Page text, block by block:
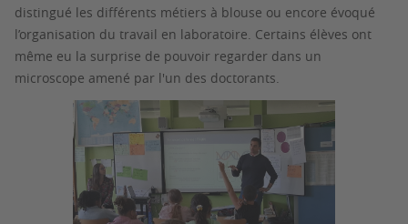
distingué les différents métiers à blouse ou encore évoqué
l’organisation du travail en laboratoire. Certains élèves ont
même eu la surprise de pouvoir regarder dans un
microscope amené par l'un des doctorants.